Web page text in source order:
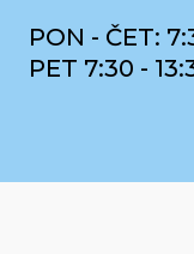
PON - ČET:
PET 7:30 -